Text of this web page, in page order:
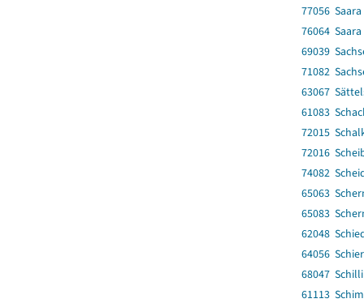
77056 Saara
76064 Saara
69039
71082
63067
61083
72015
72016
74082
65063
65083
62048
64056
68047
61113